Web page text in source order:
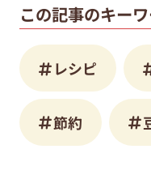
この記事のキー
レシピ
節約